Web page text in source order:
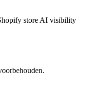
store AI visibility